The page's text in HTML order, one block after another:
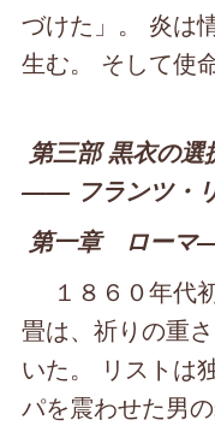
づけた」。 炎は
生む。 そして使
第三部 黒衣の
―― フランツ・
第一章 ローマ
１８６０年代
畳は、祈りの重
いた。 リストは
パを震わせた男